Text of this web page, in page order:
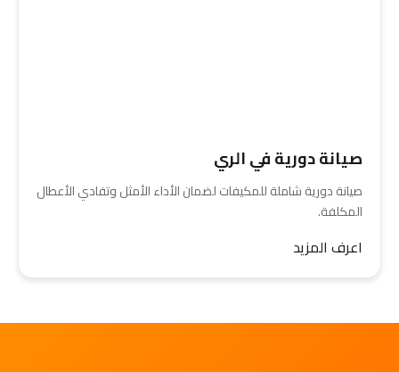
صيانة دورية في الري
صيانة دورية شاملة للمكيفات لضمان الأداء الأمثل وتفادي الأعطال
المكلفة.
اعرف المزيد